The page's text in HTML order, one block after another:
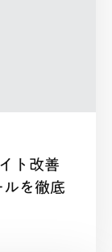
ト改善
ルを徹底